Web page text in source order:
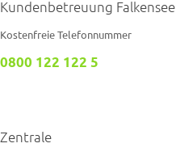
Kundenbetreuung Falkensee
Kostenfreie Telefonnummer
0800 122 122 5
Zentrale